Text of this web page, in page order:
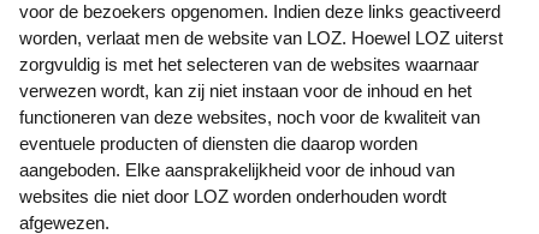
voor de bezoekers opgenomen. Indien deze links geactiveerd
worden, verlaat men de website van LOZ. Hoewel LOZ uiterst
zorgvuldig is met het selecteren van de websites waarnaar
verwezen wordt, kan zij niet instaan voor de inhoud en het
functioneren van deze websites, noch voor de kwaliteit van
eventuele producten of diensten die daarop worden
aangeboden. Elke aansprakelijkheid voor de inhoud van
websites die niet door LOZ worden onderhouden wordt
afgewezen.